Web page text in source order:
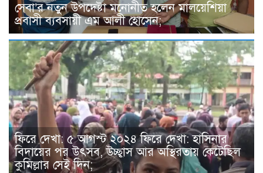
সেবা’র নতুন উপদেষ্টা মনোনীত হলেন মালয়েশিয়া
প্রবাসী ব্যবসায়ী এম আলী হোসেন;
ফিরে দেখা: ৫ আগস্ট ২০২৪ ফিরে দেখা: হাসিনার
বিদায়ের পর উৎসব, উচ্ছ্বাস আর অস্থিরতায় কেটেছিল
কুমিল্লার সেই দিন;